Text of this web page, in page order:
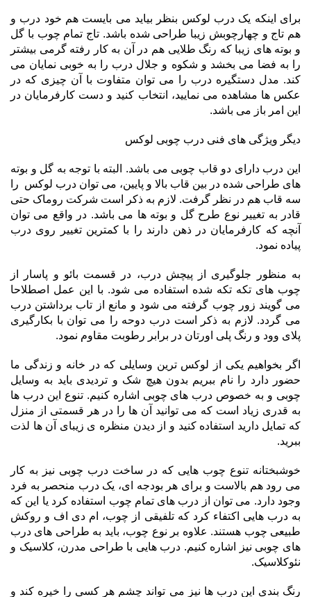
برای اینکه یک درب لوکس بنظر بیاید می بایست هم خود درب و
هم تاج و چهارچوبش زیبا طراحی شده باشد. تاج تمام چوب با گل
و بوته های زیبا که رنگ طلایی هم در آن به کار رفته گرمی بیشتر
را به فضا می بخشد و شکوه و جلال درب را به خوبی نمایان می
کند. مدل دستگیره درب را می توان متفاوت با آن چیزی که در
عکس ها مشاهده می نمایید، انتخاب کنید و دست کارفرمایان در
این امر باز می باشد.
دیگر ویژگی های فنی درب چوبی لوکس
این درب دارای دو قاب چوبی می باشد. البته با توجه به گل و بوته
های طراحی شده در بین قاب بالا و پایین، می توان درب لوکس را
سه قاب هم در نظر گرفت. لازم به ذکر است شرکت روماک حتی
قادر به تغییر نوع طرح گل و بوته ها می باشد. در واقع می توان
آنچه که کارفرمایان در ذهن دارند را با کمترین تغییر روی درب
پیاده نمود.
به منظور جلوگیری از پیچش درب، در قسمت بائو و پاسار از
چوب های تکه تکه شده استفاده می شود. با این عمل اصطلاحا
می گویند زور چوب گرفته می شود و مانع از تاب برداشتن درب
می گردد. لازم به ذکر است درب دوحه را می توان با بکارگیری
پلای وود و رنگ پلی اورتان در برابر رطوبت مقاوم نمود.
اگر بخواهیم یکی از لوکس ترین وسایلی که در خانه و زندگی ما
حضور دارد را نام ببریم بدون هیچ شک و تردیدی باید به وسایل
چوبی و به خصوص درب های چوبی اشاره کنیم. تنوع این درب ها
به قدری زیاد است که می توانید آن ها را در هر قسمتی از منزل
که تمایل دارید استفاده کنید و از دیدن منظره ی زیبای آن ها لذت
ببرید.
خوشبختانه تنوع چوب هایی که در ساخت درب چوبی نیز به کار
می رود هم بالاست و برای هر بودجه ای، یک درب منحصر به فرد
وجود دارد. می توان از درب های تمام چوب استفاده کرد یا این که
به درب هایی اکتفاء کرد که تلفیقی از چوب، ام دی اف و روکش
طبیعی چوب هستند. علاوه بر نوع چوب، باید به طراحی های درب
های چوبی نیز اشاره کنیم. درب هایی با طراحی مدرن، کلاسیک و
نئوکلاسیک.
رنگ بندی این درب ها نیز می تواند چشم هر کسی را خیره کند و